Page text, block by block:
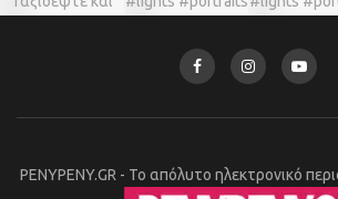
PENYPENY.GR - Το απόλυτο ηλεκτρονικό